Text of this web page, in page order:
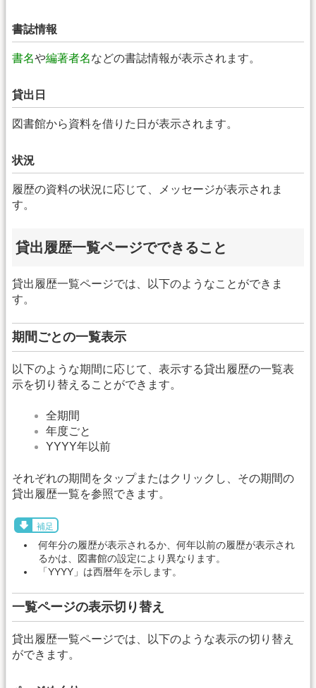
書誌情報
書名や編著者名などの書誌情報が表示されます。
貸出日
図書館から資料を借りた日が表示されます。
状況
履歴の資料の状況に応じて、メッセージが表示されま
す。
貸出履歴一覧ページでできること
貸出履歴一覧ページでは、以下のようなことができま
す。
期間ごとの一覧表示
以下のような期間に応じて、表示する貸出履歴の一覧表
示を切り替えることができます。
全期間
年度ごと
YYYY年以前
それぞれの期間をタップまたはクリックし、その期間の
貸出履歴一覧を参照できます。
補足
何年分の履歴が表示されるか、何年以前の履歴が表示され
るかは、図書館の設定により異なります。
「YYYY」は西暦年を示します。
一覧ページの表示切り替え
貸出履歴一覧ページでは、以下のような表示の切り替え
ができます。